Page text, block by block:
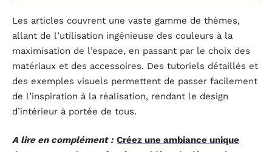
Les articles couvrent une vaste gamme de thèmes,
allant de l’utilisation ingénieuse des couleurs à la
maximisation de l’espace, en passant par le choix des
matériaux et des accessoires. Des tutoriels détaillés et
des exemples visuels permettent de passer facilement
de l’inspiration à la réalisation, rendant le design
d’intérieur à portée de tous.
A lire en complément : Créez une ambiance unique